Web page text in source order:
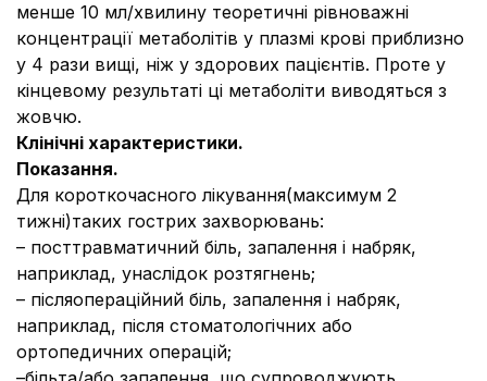
менше 10 мл/хвилину теоретичні рівноважні
концентрації метаболітів у плазмі крові приблизно
у 4 рази вищі, ніж у здорових пацієнтів. Проте у
кінцевому результаті ці метаболіти виводяться з
жовчю.
Клінічні характеристики.
Показання.
Для короткочасного лікування(максимум 2
тижні)таких гострих захворювань:
– посттравматичний біль, запалення і набряк,
наприклад, унаслідок розтягнень;
– післяопераційний біль, запалення і набряк,
наприклад, після стоматологічних або
ортопедичних операцій;